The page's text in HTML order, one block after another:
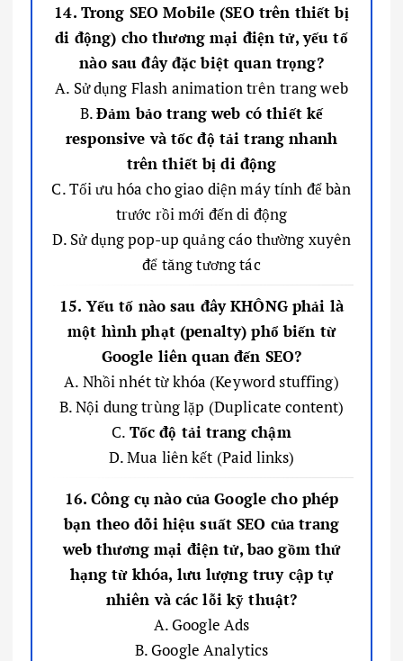
14. Trong SEO Mobile (SEO trên thiết bị
di động) cho thương mại điện tử, yếu tố
nào sau đây đặc biệt quan trọng?
A. Sử dụng Flash animation trên trang web
B.Đảm bảo trang web có thiết kế
responsive và tốc độ tải trang nhanh
trên thiết bị di động
C. Tối ưu hóa cho giao diện máy tính để bàn
trước rồi mới đến di động
D. Sử dụng pop-up quảng cáo thường xuyên
để tăng tương tác
15. Yếu tố nào sau đây KHÔNG phải là
một hình phạt (penalty) phổ biến từ
Google liên quan đến SEO?
A. Nhồi nhét từ khóa (Keyword stuffing)
B. Nội dung trùng lặp (Duplicate content)
C. Tốc độ tải trang chậm
D. Mua liên kết (Paid links)
16. Công cụ nào của Google cho phép
bạn theo dõi hiệu suất SEO của trang
web thương mại điện tử, bao gồm thứ
hạng từ khóa, lưu lượng truy cập tự
nhiên và các lỗi kỹ thuật?
A. Google Ads
B. Google Analytics